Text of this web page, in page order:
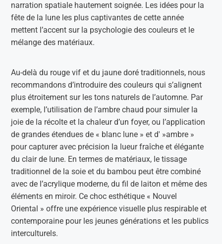
narration spatiale hautement soignée. Les idées pour la
fête de la lune les plus captivantes de cette année
mettent l’accent sur la psychologie des couleurs et le
mélange des matériaux.
Au-delà du rouge vif et du jaune doré traditionnels, nous
recommandons d’introduire des couleurs qui s’alignent
plus étroitement sur les tons naturels de l’automne. Par
exemple, l’utilisation de l’ambre chaud pour simuler la
joie de la récolte et la chaleur d’un foyer, ou l’application
de grandes étendues de « blanc lune » et d' »ambre »
pour capturer avec précision la lueur fraîche et élégante
du clair de lune. En termes de matériaux, le tissage
traditionnel de la soie et du bambou peut être combiné
avec de l’acrylique moderne, du fil de laiton et même des
éléments en miroir. Ce choc esthétique « Nouvel
Oriental » offre une expérience visuelle plus respirable et
contemporaine pour les jeunes générations et les publics
interculturels.